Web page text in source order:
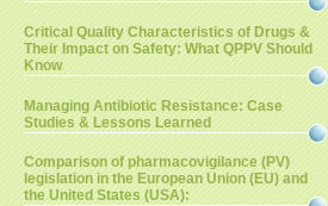
Critical Quality Characteristics of Drugs &
Their Impact on Safety: What QPPV Should
Know
Managing Antibiotic Resistance: Case
Studies & Lessons Learned
Comparison of pharmacovigilance (PV)
legislation in the European Union (EU) and
the United States (USA):